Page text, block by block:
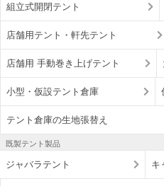
組立式開閉テント
店舗用テント・軒先テント
店舗用 手動巻き上げテント
小型・仮設テント倉庫
テント倉庫の生地張替え
既製テント製品
ジャバラテント キ